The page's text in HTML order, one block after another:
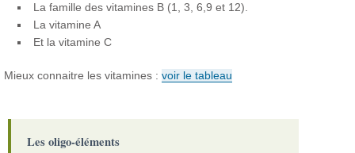
La famille des vitamines B (1, 3, 6,9 et 12).
La vitamine A
Et la vitamine C
Mieux connaitre les vitamines :voir le tableau
Les oligo-éléments